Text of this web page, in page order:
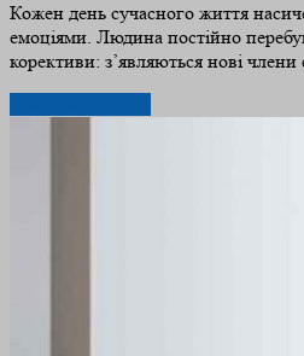
Кожен день сучасного життя
емоціями. Людина постійно
корективи: з’являються нові члени